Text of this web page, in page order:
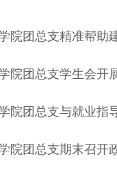
院团总支精准帮助
院团总支学生会开
院团总支与就业指
院团总支期末召开